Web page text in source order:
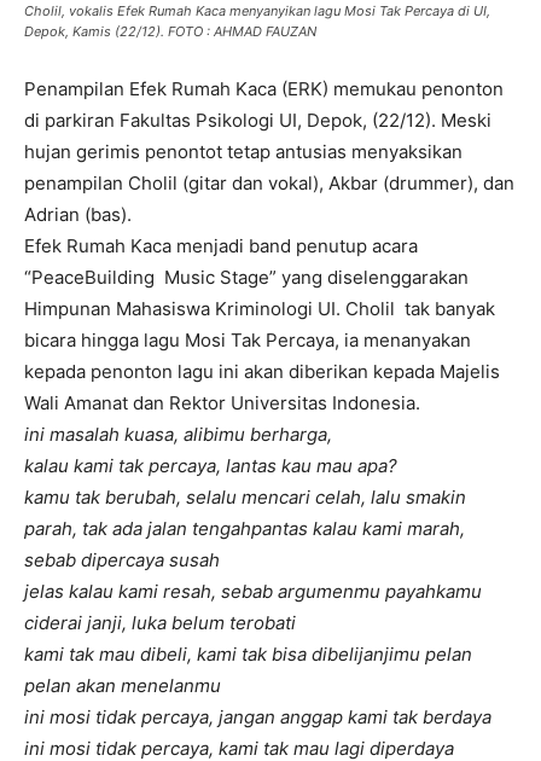
Cholil, vokalis Efek Rumah Kaca menyanyikan lagu Mosi Tak Percaya di UI,
Depok, Kamis (22/12). FOTO : AHMAD FAUZAN
Penampilan Efek Rumah Kaca (ERK) memukau penonton
di parkiran Fakultas Psikologi UI, Depok, (22/12). Meski
hujan gerimis penontot tetap antusias menyaksikan
penampilan Cholil (gitar dan vokal), Akbar (drummer), dan
Adrian (bas).
Efek Rumah Kaca menjadi band penutup acara
“PeaceBuilding Music Stage” yang diselenggarakan
Himpunan Mahasiswa Kriminologi UI. Cholil tak banyak
bicara hingga lagu Mosi Tak Percaya, ia menanyakan
kepada penonton lagu ini akan diberikan kepada Majelis
Wali Amanat dan Rektor Universitas Indonesia.
ini masalah kuasa, alibimu berharga,
kalau kami tak percaya, lantas kau mau apa?
kamu tak berubah, selalu mencari celah, lalu smakin
parah, tak ada jalan tengahpantas kalau kami marah,
sebab dipercaya susah
jelas kalau kami resah, sebab argumenmu payahkamu
ciderai janji, luka belum terobati
kami tak mau dibeli, kami tak bisa dibelijanjimu pelan
pelan akan menelanmu
ini mosi tidak percaya, jangan anggap kami tak berdaya
ini mosi tidak percaya, kami tak mau lagi diperdaya